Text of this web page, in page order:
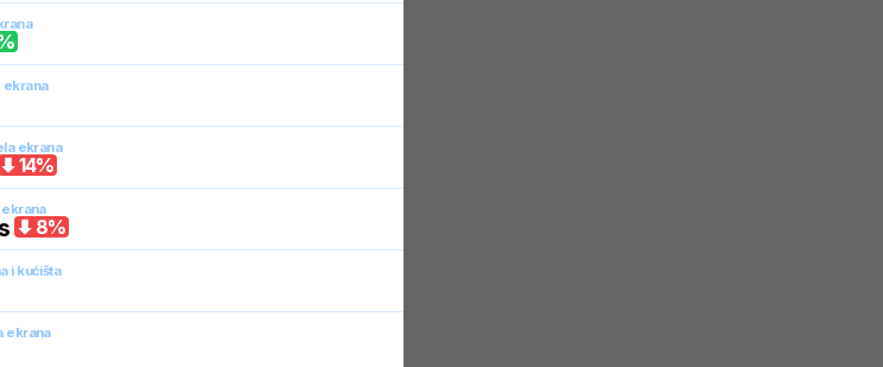
ekrana
ekrana
14%
8%
i kućišta
ekrana